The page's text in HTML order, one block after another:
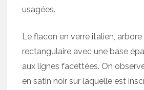
usagées.
Le flacon en verre italien,
rectangulaire avec une base
aux lignes facettées. On
en satin noir sur laquelle est